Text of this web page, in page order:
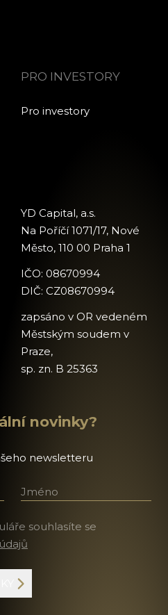
PRO INVESTORY
Pro investory
YD Capital, a.s.
Na Poříčí 1071/17, Nové
Město, 110 00 Praha 1
IČO: 08670994
DIČ: CZ08670994
zapsáno v OR vedeném
Městským soudem v
Praze,
sp. zn. B 25363
novinky?
newsletteru
Jméno a příjmení
souhlasíte se